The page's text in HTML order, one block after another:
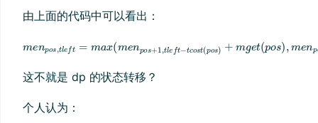
由上面的代码中可以看出：
这不就是 dp 的状态转移？
个人认为：